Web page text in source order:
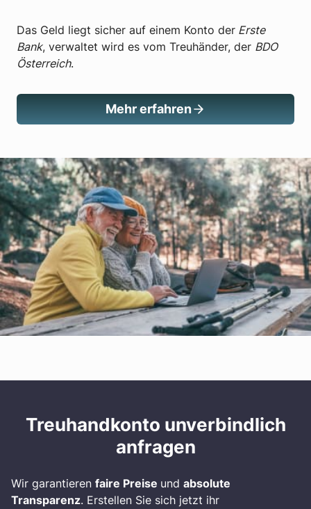
Das Geld liegt sicher auf einem Konto der Erste
Bank, verwaltet wird es vom Treuhänder, der BDO
Österreich.
Mehr erfahren
Treuhandkonto unverbindlich
anfragen
Wir garantieren faire Preise und absolute
Transparenz. Erstellen Sie sich jetzt ihr